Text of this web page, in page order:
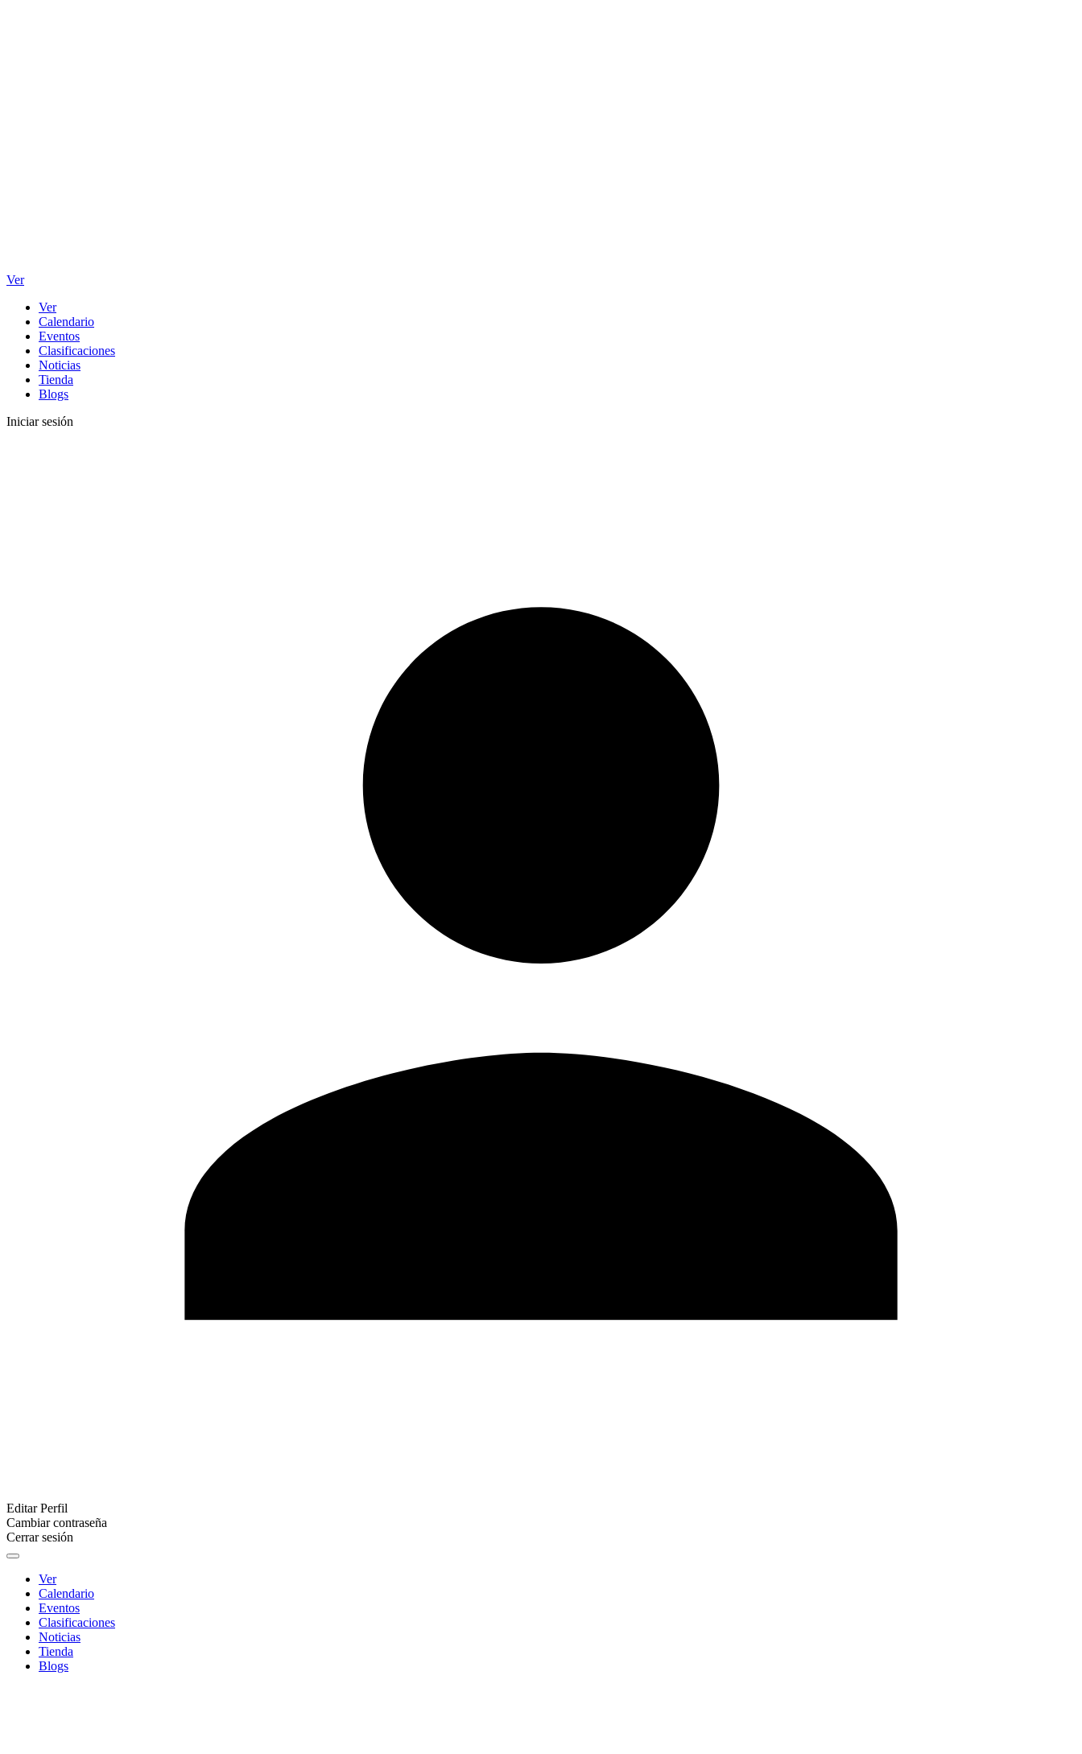
Ver
Ver
Calendario
Eventos
Clasificaciones
Noticias
Tienda
Blogs
Iniciar sesión
Editar Perfil
Cambiar contraseña
Cerrar sesión
Ver
Calendario
Eventos
Clasificaciones
Noticias
Tienda
Blogs